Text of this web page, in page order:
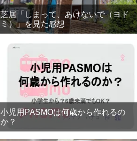
芝居「しまって、あけないで（ヨド
ミ）」を見た感想
小児用PASMOは何歳から作れるの
か？